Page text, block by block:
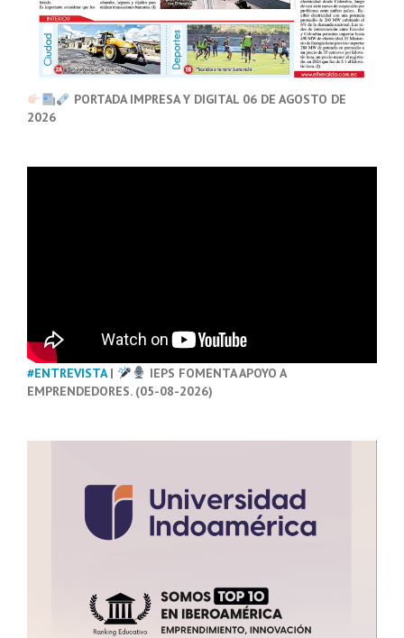
PORTADA IMPRESA Y DIGITAL 06 DE AGOSTO DE
2026
#ENTREVISTA|
IEPS FOMENTA APOYO A
EMPRENDEDORES. (05-08-2026)